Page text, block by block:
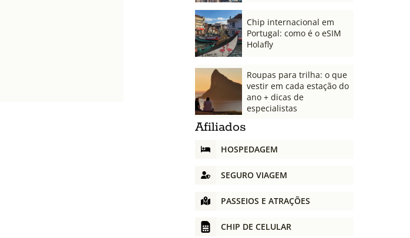
Chip internacional em
Portugal: como é o eSIM
Holafly
Roupas para trilha: o que
vestir em cada estação do
ano + dicas de
especialistas
Afiliados
HOSPEDAGEM
SEGURO VIAGEM
PASSEIOS E ATRAÇÕES
CHIP DE CELULAR